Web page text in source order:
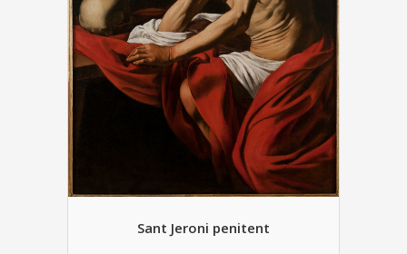
Sant Jeroni penitent